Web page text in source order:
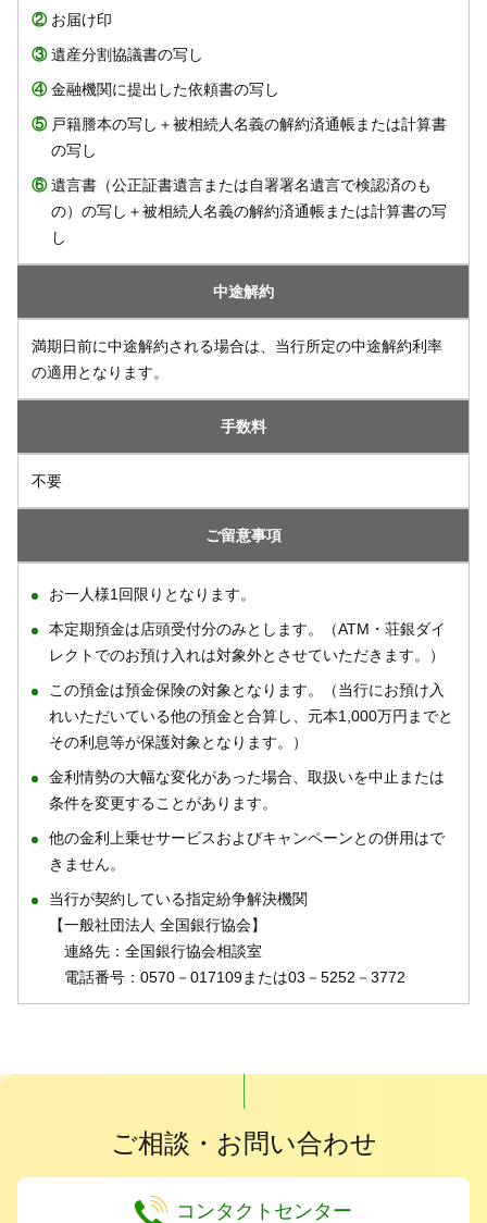
② お届け印
③ 遺産分割協議書の写し
④ 金融機関に提出した依頼書の写し
⑤ 戸籍謄本の写し＋被相続人名義の解約済通帳または計算書
の写し
⑥ 遺言書（公正証書遺言または自署署名遺言で検認済のも
の）の写し＋被相続人名義の解約済通帳または計算書の写
し
中途解約
満期日前に中途解約される場合は、当行所定の中途解約利率
の適用となります。
手数料
不要
ご留意事項
お一人様1回限りとなります。
本定期預金は店頭受付分のみとします。（ATM・荘銀ダイ
レクトでのお預け入れは対象外とさせていただきます。）
この預金は預金保険の対象となります。（当行にお預け入
れいただいている他の預金と合算し、元本1,000万円までと
その利息等が保護対象となります。）
金利情勢の大幅な変化があった場合、取扱いを中止または
条件を変更することがあります。
他の金利上乗せサービスおよびキャンペーンとの併用はで
きません。
当行が契約している指定紛争解決機関
【一般社団法人 全国銀行協会】
連絡先：全国銀行協会相談室
電話番号：0570－017109または03－5252－3772
ご相談・お問い合わせ
コンタクトセンター